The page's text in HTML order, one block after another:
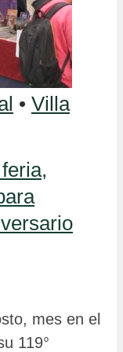
• Villa
mes en el
119°